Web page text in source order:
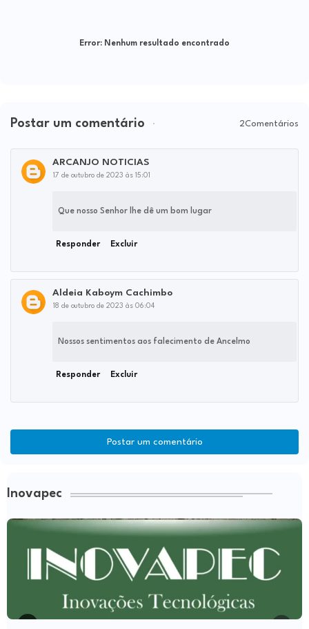
Error: Nenhum resultado encontrado
Postar um comentário 2Comentários
ARCANJO NOTICIAS
17 de outubro de 2023 às 15:01
Que nosso Senhor lhe dê um bom lugar
Responder Excluir
Aldeia Kaboym Cachimbo
18 de outubro de 2023 às 06:04
Nossos sentimentos aos falecimento de Ancelmo
Responder Excluir
Postar um comentário
Inovapec